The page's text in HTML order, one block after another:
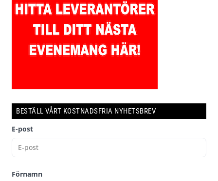
BESTÄLL VÅRT KOSTNADSFRIA NYHETSBREV
E-post
Förnamn